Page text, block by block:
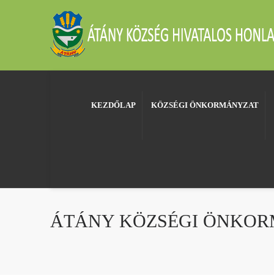
KEZDŐLAP KÖZSÉGI ÖNKORMÁNYZAT
ÁTÁNY KÖZSÉGI